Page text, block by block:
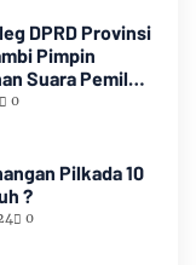
DPRD Provinsi
Pimpin
Pemilu
0
Pilkada 10
?
0